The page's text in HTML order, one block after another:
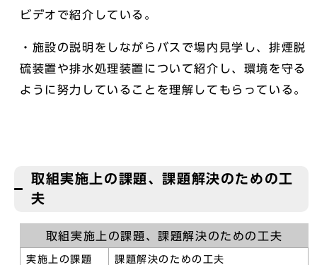
ビデオで紹介している。
・施設の説明をしながらバスで場内見学し、排煙脱
硫装置や排水処理装置について紹介し、環境を守る
ように努力していることを理解してもらっている。
取組実施上の課題、課題解決のための工
夫
取組実施上の課題、課題解決のための工夫
実施上の課題 課題解決のための工夫